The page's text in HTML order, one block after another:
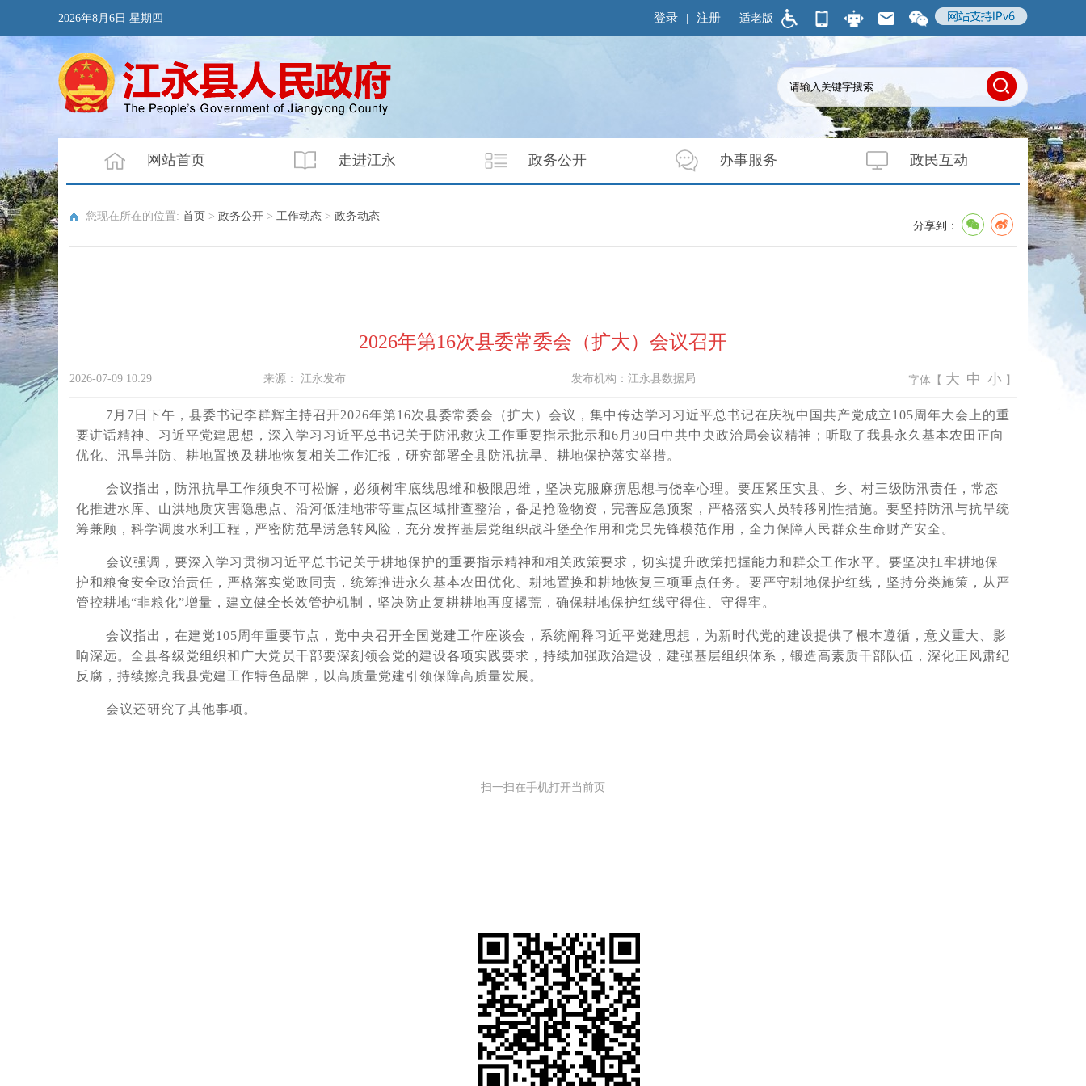
2026年8月6日 星期四 适老版
登录 | 注册 |
网站首页 走进江永 政务公开 办事服务 政民互动
您现在所在的位置: 首页 > 政务公开 > 工作动态 > 政务动态
分享到：
2026年第16次县委常委会（扩大）会议召开
2026-07-09 10:29 来源：江永发布 发布机构：江永县数据局 字体【 大 中 小 】
7月7日下午，县委书记李群辉主持召开2026年第16次县委常委会（扩大）会议，集中传达学习习近平总书记在庆祝中国共产党成立105周年大会上的重
要讲话精神、习近平党建思想，深入学习习近平总书记关于防汛救灾工作重要指示批示和6月30日中共中央政治局会议精神；听取了我县永久基本农田正向
优化、汛旱并防、耕地置换及耕地恢复相关工作汇报，研究部署全县防汛抗旱、耕地保护落实举措。
会议指出，防汛抗旱工作须臾不可松懈，必须树牢底线思维和极限思维，坚决克服麻痹思想与侥幸心理。要压紧压实县、乡、村三级防汛责任，常态
化推进水库、山洪地质灾害隐患点、沿河低洼地带等重点区域排查整治，备足抢险物资，完善应急预案，严格落实人员转移刚性措施。要坚持防汛与抗旱统
筹兼顾，科学调度水利工程，严密防范旱涝急转风险，充分发挥基层党组织战斗堡垒作用和党员先锋模范作用，全力保障人民群众生命财产安全。
会议强调，要深入学习贯彻习近平总书记关于耕地保护的重要指示精神和相关政策要求，切实提升政策把握能力和群众工作水平。要坚决扛牢耕地保
护和粮食安全政治责任，严格落实党政同责，统筹推进永久基本农田优化、耕地置换和耕地恢复三项重点任务。要严守耕地保护红线，坚持分类施策，从严
管控耕地“非粮化”增量，建立健全长效管护机制，坚决防止复耕耕地再度撂荒，确保耕地保护红线守得住、守得牢。
会议指出，在建党105周年重要节点，党中央召开全国党建工作座谈会，系统阐释习近平党建思想，为新时代党的建设提供了根本遵循，意义重大、影
响深远。全县各级党组织和广大党员干部要深刻领会党的建设各项实践要求，持续加强政治建设，建强基层组织体系，锻造高素质干部队伍，深化正风肃纪
反腐，持续擦亮我县党建工作特色品牌，以高质量党建引领保障高质量发展。
会议还研究了其他事项。
扫一扫在手机打开当前页